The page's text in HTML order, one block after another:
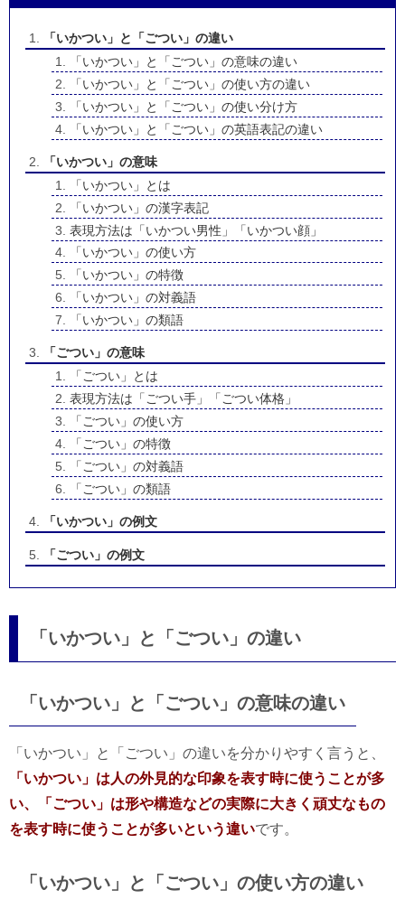
「いかつい」と「ごつい」の違い
「いかつい」と「ごつい」の意味の違い
「いかつい」と「ごつい」の使い方の違い
「いかつい」と「ごつい」の使い分け方
「いかつい」と「ごつい」の英語表記の違い
「いかつい」の意味
「いかつい」とは
「いかつい」の漢字表記
表現方法は「いかつい男性」「いかつい顔」
「いかつい」の使い方
「いかつい」の特徴
「いかつい」の対義語
「いかつい」の類語
「ごつい」の意味
「ごつい」とは
表現方法は「ごつい手」「ごつい体格」
「ごつい」の使い方
「ごつい」の特徴
「ごつい」の対義語
「ごつい」の類語
「いかつい」の例文
「ごつい」の例文
「いかつい」と「ごつい」の違い
「いかつい」と「ごつい」の意味の違い
「いかつい」と「ごつい」の違いを分かりやすく言うと、
「いかつい」は人の外見的な印象を表す時に使うことが多
い、「ごつい」は形や構造などの実際に大きく頑丈なもの
を表す時に使うことが多いという違いです。
「いかつい」と「ごつい」の使い方の違い